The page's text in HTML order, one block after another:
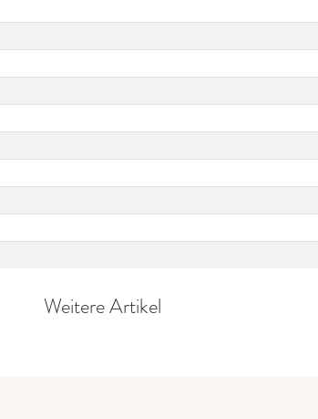
Weitere Artikel